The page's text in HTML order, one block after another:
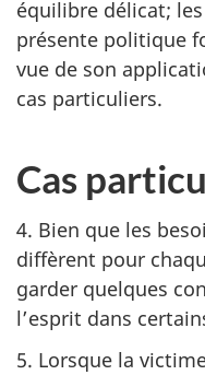
équilibre délicat;
présente politique
vue de son
cas particuliers.
Cas
4. Bien que les
diffèrent pour
garder quelques
l’esprit dans
5. Lorsque la